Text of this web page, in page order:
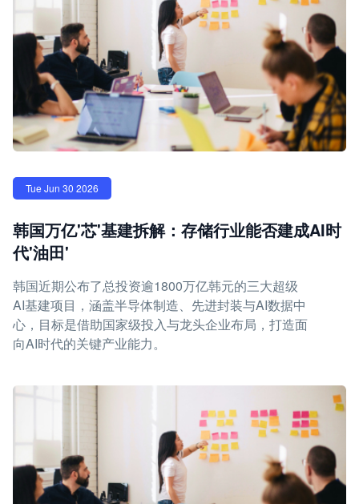
Tue Jun 30 2026
韩国万亿'芯'基建拆解：存储行业能否建成AI时
代'油田'
韩国近期公布了总投资逾1800万亿韩元的三大超级
AI基建项目，涵盖半导体制造、先进封装与AI数据中
心，目标是借助国家级投入与龙头企业布局，打造面
向AI时代的关键产业能力。